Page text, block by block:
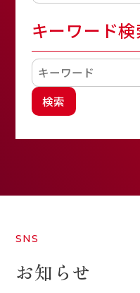
キーワード検
検索
SNS
お知らせ